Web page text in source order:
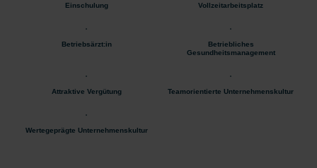
Einschulung Vollzeitarbeitsplatz
Betriebsärzt:in
Betriebliches
Gesundheitsmanagement
Attraktive Vergütung Teamorientierte Unternehmenskultur
Wertegeprägte Unternehmenskultur